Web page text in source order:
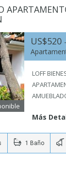
US$520
LOFF
Más
1 Baño